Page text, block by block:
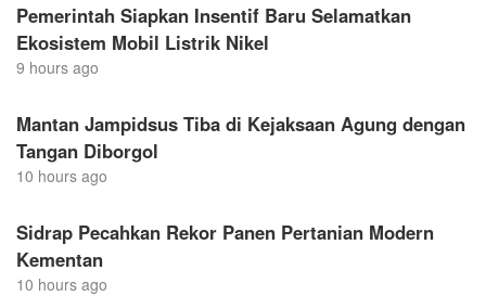
Pemerintah Siapkan Insentif Baru Selamatkan
Ekosistem Mobil Listrik Nikel
9 hours ago
Mantan Jampidsus Tiba di Kejaksaan Agung dengan
Tangan Diborgol
10 hours ago
Sidrap Pecahkan Rekor Panen Pertanian Modern
Kementan
10 hours ago